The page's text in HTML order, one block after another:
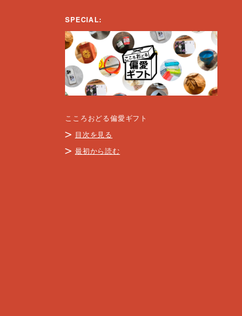
SPECIAL:
こころおどる偏愛ギフト
目次を見る
最初から読む